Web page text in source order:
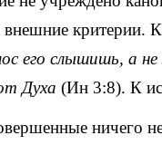
критерии. К
его слышишь, а
Духа (Ин 3:8). К
ничего